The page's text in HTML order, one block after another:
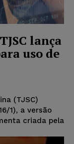
lança
uso de
(TJSC)
1), a versão
criada pela